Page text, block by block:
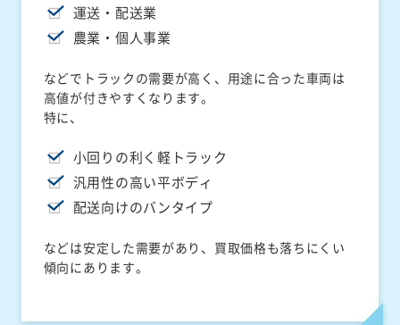
運送・配送業
農業・個人事業
などでトラックの需要が高く、用途に合った車両は
高値が付きやすくなります。
特に、
小回りの利く軽トラック
汎用性の高い平ボディ
配送向けのバンタイプ
などは安定した需要があり、買取価格も落ちにくい
傾向にあります。